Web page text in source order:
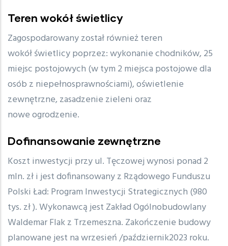
Teren wokół świetlicy
Zagospodarowany został również teren
wokół świetlicy poprzez: wykonanie chodników, 25
miejsc postojowych (w tym 2 miejsca postojowe dla
osób z niepełnosprawnościami), oświetlenie
zewnętrzne, zasadzenie zieleni oraz
nowe ogrodzenie.
Dofinansowanie zewnętrzne
Koszt inwestycji przy ul. Tęczowej wynosi ponad 2
mln. zł i jest dofinansowany z Rządowego Funduszu
Polski Ład: Program Inwestycji Strategicznych (980
tys. zł ). Wykonawcą jest Zakład Ogólnobudowlany
Waldemar Flak z Trzemeszna. Zakończenie budowy
planowane jest na wrzesień /październik2023 roku.